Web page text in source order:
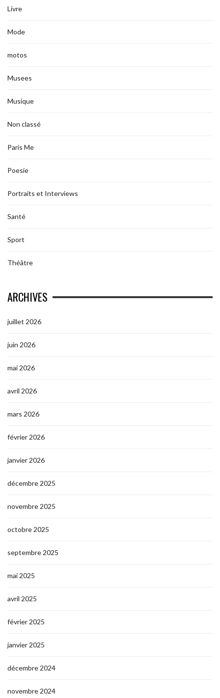
Livre
Mode
motos
Musees
Musique
Non classé
Paris Me
Poesie
Portraits et Interviews
Santé
Sport
Théâtre
ARCHIVES
juillet 2026
juin 2026
mai 2026
avril 2026
mars 2026
février 2026
janvier 2026
décembre 2025
novembre 2025
octobre 2025
septembre 2025
mai 2025
avril 2025
février 2025
janvier 2025
décembre 2024
novembre 2024